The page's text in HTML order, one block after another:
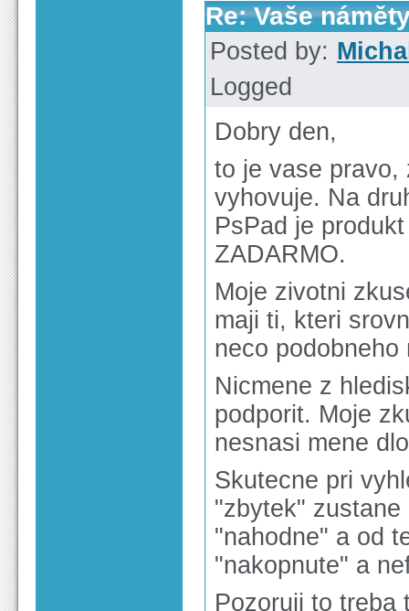
Re: Vaše
Posted by:
Logged
Dobry den,
to je vase pravo,
vyhovuje. Na
PsPad je
ZADARMO.
Moje zivotni
maji ti, kteri
neco podobneho
Nicmene z
podporit. Moje
nesnasi mene
Skutecne pri
"zbytek"
"nahodne" a od
"nakopnute" a
Pozoruji to treba